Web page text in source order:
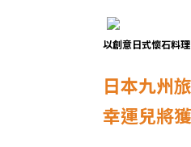
以創意日式懷石料
日本九州
幸運兒將